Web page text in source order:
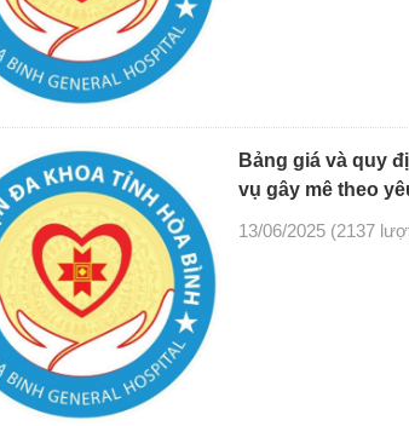
Bảng giá và quy
vụ gây mê theo
13/06/2025 (2137